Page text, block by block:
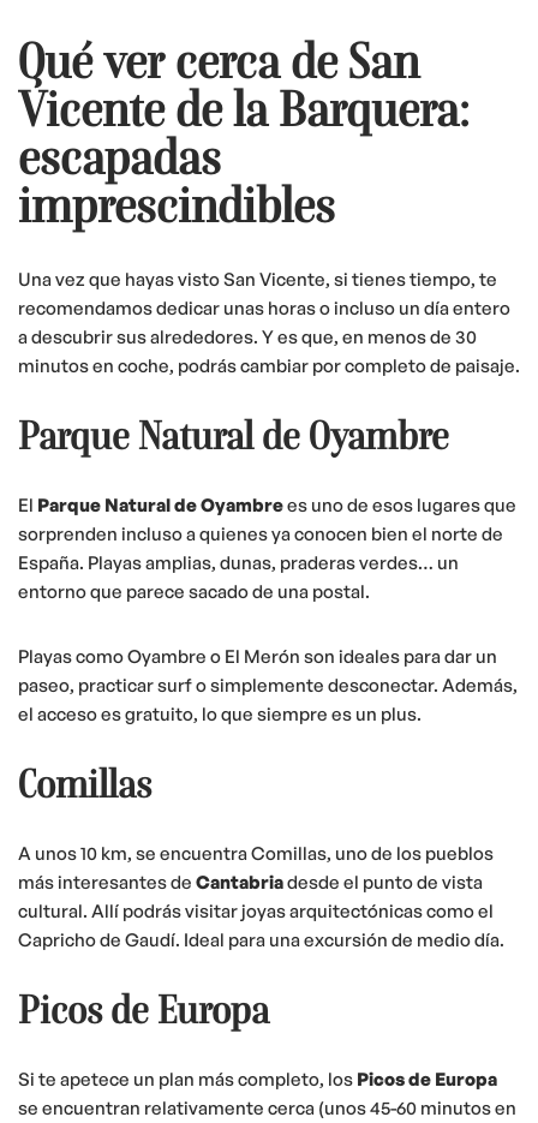
Qué ver cerca de San
Vicente de la Barquera:
escapadas
imprescindibles
Una vez que hayas visto San Vicente, si tienes tiempo, te
recomendamos dedicar unas horas o incluso un día entero
a descubrir sus alrededores. Y es que, en menos de 30
minutos en coche, podrás cambiar por completo de paisaje.
Parque Natural de Oyambre
El Parque Natural de Oyambrees uno de esos lugares que
sorprenden incluso a quienes ya conocen bien el norte de
España. Playas amplias, dunas, praderas verdes… un
entorno que parece sacado de una postal.
Playas como Oyambre o El Merón son ideales para dar un
paseo, practicar surf o simplemente desconectar. Además,
el acceso es gratuito, lo que siempre es un plus.
Comillas
A unos 10 km, se encuentra Comillas, uno de los pueblos
más interesantes de Cantabriadesde el punto de vista
cultural. Allí podrás visitar joyas arquitectónicas como el
Capricho de Gaudí. Ideal para una excursión de medio día.
Picos de Europa
Si te apetece un plan más completo, los Picos de Europa
se encuentran relativamente cerca (unos 45-60 minutos en